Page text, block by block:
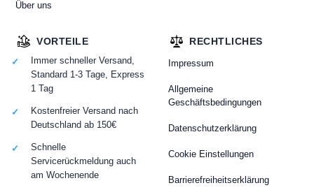
Über uns
RECHTLICHES
Impressum
Allgemeine
Geschäftsbedingungen
Datenschutzerklärung
Cookie Einstellungen
Barrierefreiheitserklärung
VORTEILE
Immer schneller Versand,
Standard 1-3 Tage, Express
1 Tag
Kostenfreier Versand nach
Deutschland ab 150€
Schnelle
Servicerückmeldung auch
am Wochenende